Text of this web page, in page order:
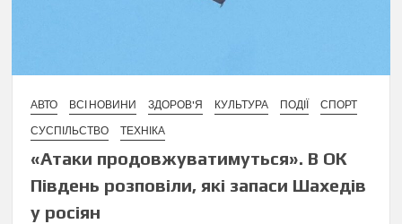
АВТО ВСІ НОВИНИ ЗДОРОВ'Я КУЛЬТУРА ПОДІЇ
СПОРТ
СУСПІЛЬСТВО
ТЕХНІКА
«Атаки продовжуватимуться». В ОК
Південь розповіли, які запаси Шахедів
у росіян